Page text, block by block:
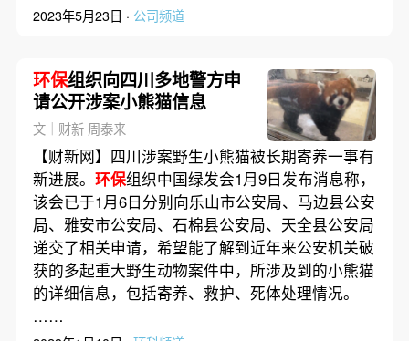
2023年5月23日 · 公司频道
环保组织向四川多地警方申
请公开涉案小熊猫信息
文｜财新 周泰来
【财新网】四川涉案野生小熊猫被长期寄养一事有
新进展。 环保组织中国绿发会1月9日发布消息称，
该会已于1月6日分别向乐山市公安局、马边县公安
局、雅安市公安局、石棉县公安局、天全县公安局
递交了相关申请，希望能了解到近年来公安机关破
获的多起重大野生动物案件中，所涉及到的小熊猫
的详细信息，包括寄养、救护、死体处理情况。
……